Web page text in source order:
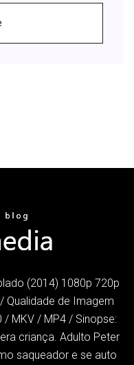
(2014) 1080p 720p
Qualidade de Imagem
/ MKV / MP4 / Sinopse:
criança. Adulto Peter
saqueador e se auto